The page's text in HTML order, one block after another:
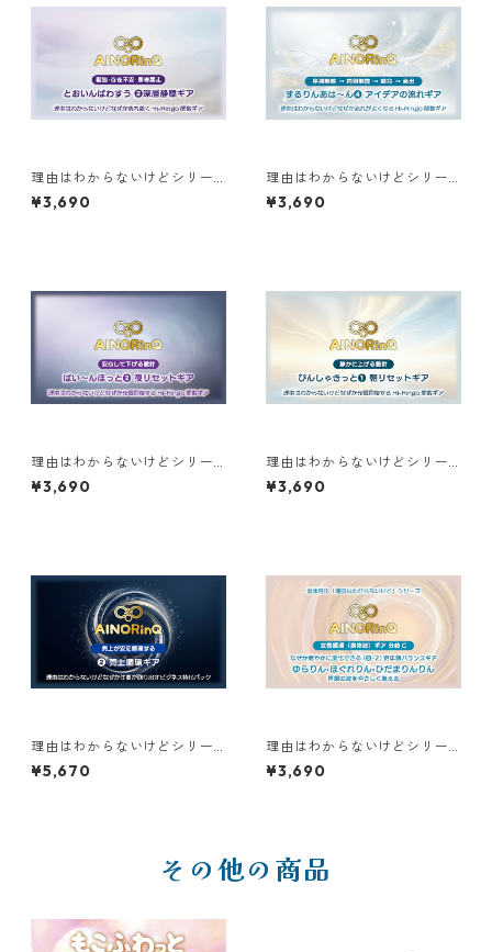
理由はわからないけどシリー
ズ【F】｜なぜか落ち着く とお
いんぱわすう❷深層静穏ギア
¥3,690
理由はわからないけどシリー
ズ【C】｜なぜか流れがよくな
る するりんあは〜ん❹アイデ
¥3,690
理由はわからないけどシリー
ズ【B】｜なぜか充電回復する
ぱい〜んほっと❷夜リセット
¥3,690
理由はわからないけどシリー
ズ【B】｜なぜか充電回復する
ぴんしゃきっと❶朝リセット
¥3,690
理由はわからないけどシリー
ズ【D】｜なぜか仕事が回り出
すビジネス特化パック ❷売上
¥5,670
理由はわからないけどシリー
ズ【A】｜なぜか穏やかに変化
できる(❺-2)更年期バランスギ
¥3,690
その他の商品